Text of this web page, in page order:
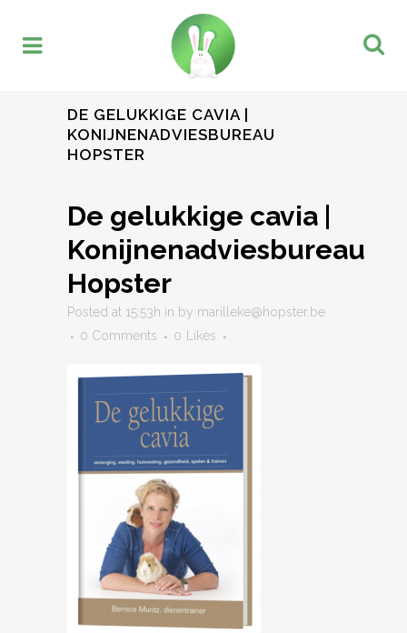
DE GELUKKIGE CAVIA |
KONIJNENADVIESBUREAU
HOPSTER
De gelukkige cavia |
Konijnenadviesbureau
Hopster
Posted at 15:53h in by marilleke@hopster.be
0 Comments
0 Likes